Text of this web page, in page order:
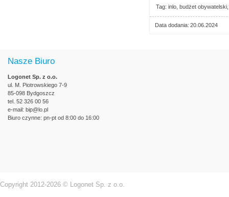
Tag inlo budżet obywatelski
Data dodania 20.06.2024
Nasze Biuro
Logonet Sp. z o.o.
ul. M. Piotrowskiego 7-9
85-098 Bydgoszcz
tel. 52 326 00 56
e-mail: bip@lo.pl
Biuro czynne: pn-pt od 8:00 do 16:00
Copyright 2012-2026 © Logonet Sp. z o.o.